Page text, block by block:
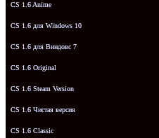
CS 1.6 Anime
CS 1.6 для Windows 10
CS 1.6 для Виндовс 7
CS 1.6 Original
CS 1.6 Steam Version
CS 1.6 Чистая версия
CS 1.6 Classic